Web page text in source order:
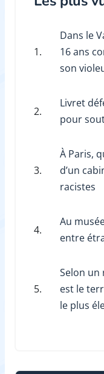
1.
Dans le
16 ans
son
2.
Livret
pour
3.
À Paris,
d’un
racistes
4.
Au
entre
5.
Selon un
est le
le plus